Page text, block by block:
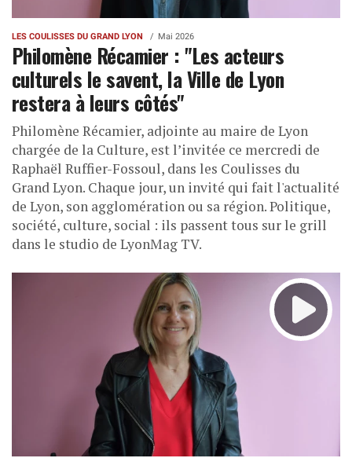
LES COULISSES DU GRAND LYON Mai 2026
Philomène Récamier : "Les acteurs
culturels le savent, la Ville de Lyon
restera à leurs côtés"
Philomène Récamier, adjointe au maire de Lyon
chargée de la Culture, est l’invitée ce mercredi de
Raphaël Ruffier-Fossoul, dans les Coulisses du
Grand Lyon. Chaque jour, un invité qui fait l'actualité
de Lyon, son agglomération ou sa région. Politique,
société, culture, social : ils passent tous sur le grill
dans le studio de LyonMag TV.